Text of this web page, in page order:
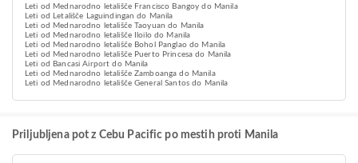
Leti od Mednarodno letališče Francisco Bangoy do Manila
Leti od Letališče Laguindingan do Manila
Leti od Mednarodno letališče Taoyuan do Manila
Leti od Mednarodno letališče Iloilo do Manila
Leti od Mednarodno letališče Bohol Panglao do Manila
Leti od Mednarodno letališče Puerto Princesa do Manila
Leti od Bancasi Airport do Manila
Leti od Mednarodno letališče Zamboanga do Manila
Leti od Mednarodno letališče General Santos do Manila
Priljubljena pot z Cebu Pacific po mestih proti Manila